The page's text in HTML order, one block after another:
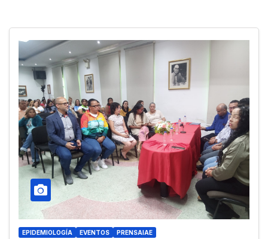
EPIDEMIOLOGÍA EVENTOS PRENSAIAE